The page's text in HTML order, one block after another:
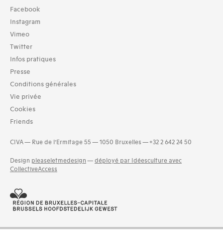
Facebook
Instagram
Vimeo
Twitter
Infos pratiques
Presse
Conditions générales
Vie privée
Cookies
Friends
CIVA — Rue de l’Ermitage 55 — 1050 Bruxelles — +32 2 642 24 50
Design pleaseletmedesign — déployé par Idéesculture avec
CollectiveAccess